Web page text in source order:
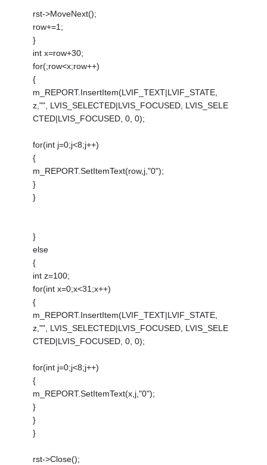
rst->MoveNext();
row+=1;
}
int x=row+30;
for(;row<x;row++)
{
m_REPORT.InsertItem(LVIF_TEXT|LVIF_STATE,
z,"", LVIS_SELECTED|LVIS_FOCUSED, LVIS_SELE
CTED|LVIS_FOCUSED, 0, 0);
for(int j=0;j<8;j++)
{
m_REPORT.SetItemText(row,j,"0");
}
}
}
else
{
int z=100;
for(int x=0;x<31;x++)
{
m_REPORT.InsertItem(LVIF_TEXT|LVIF_STATE,
z,"", LVIS_SELECTED|LVIS_FOCUSED, LVIS_SELE
CTED|LVIS_FOCUSED, 0, 0);
for(int j=0;j<8;j++)
{
m_REPORT.SetItemText(x,j,"0");
}
}
}
rst->Close();